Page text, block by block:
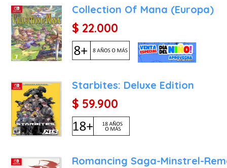
Collection Of Mana (Europa)
$ 22.000
Starbites: Deluxe Edition
$ 59.900
Romancing Saga-Minstrel-